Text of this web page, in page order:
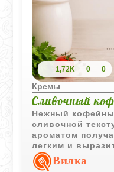
1,72K 0 0
Кремы
Сливочный
Нежный
сливочной
ароматом
легким и
десерт
чашкой крепкого
Вилка